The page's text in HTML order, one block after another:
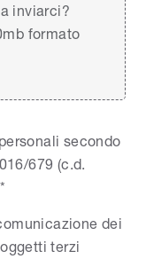
inviarci?
formato
secondo
679 (c.d.
dei
terzi